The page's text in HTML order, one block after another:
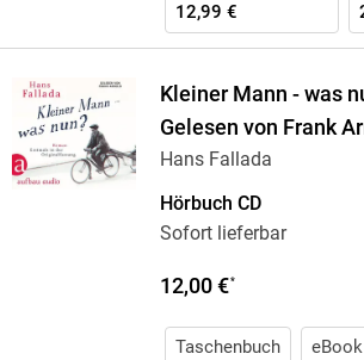
12,99 €
Kleiner Mann - was
Gelesen von Frank
Hans Fallada
Hörbuch CD
Sofort lieferbar
12,00 €*
Taschenbuch